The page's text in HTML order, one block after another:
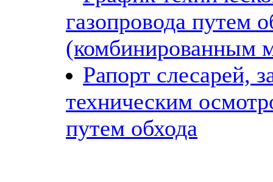
газопровода путем
(комбинированным
Рапорт слесарей,
техническим
путем обхода